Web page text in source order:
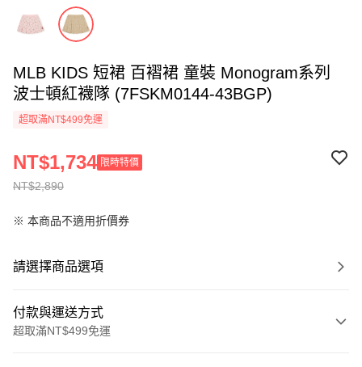
MLB KIDS 短裙 百褶裙 童裝 Monogram系列
波士頓紅襪隊 (7FSKM0144-43BGP)
超取滿NT$499免運
NT$2,890
NT$1,734 限時特價
※ 本商品不適用折價券
請選擇商品選項
付款與運送方式
超取滿NT$499免運